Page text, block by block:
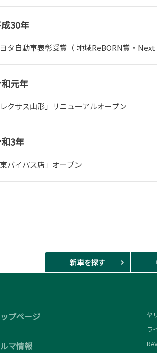
30年
ヨタ自動車表彰受賞（ 地域ReBORN賞・Next
元年
レクサス山形」リニューアルオープン
3年
東バイパス店」オープン
新車を探す
プページ
マ情報
ヤ
ラ